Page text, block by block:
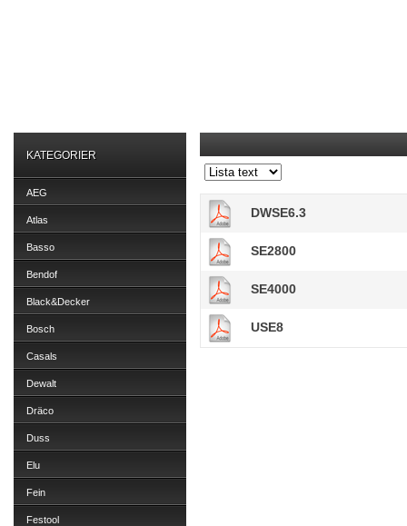
KATEGORIER
AEG
Atlas
Basso
Bendof
Black&Decker
Bosch
Casals
Dewalt
Dräco
Duss
Elu
Fein
Festool
DWSE6.3
SE2800
SE4000
USE8